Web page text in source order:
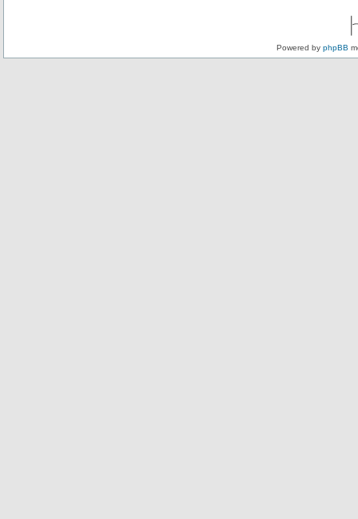
Powered by phpBB